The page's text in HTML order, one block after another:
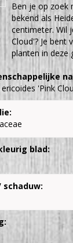
Ben je op zoek
bekend als
centimeter. Wil
Cloud'? Je bent
planten in deze
'Pink
blad:
schaduw: